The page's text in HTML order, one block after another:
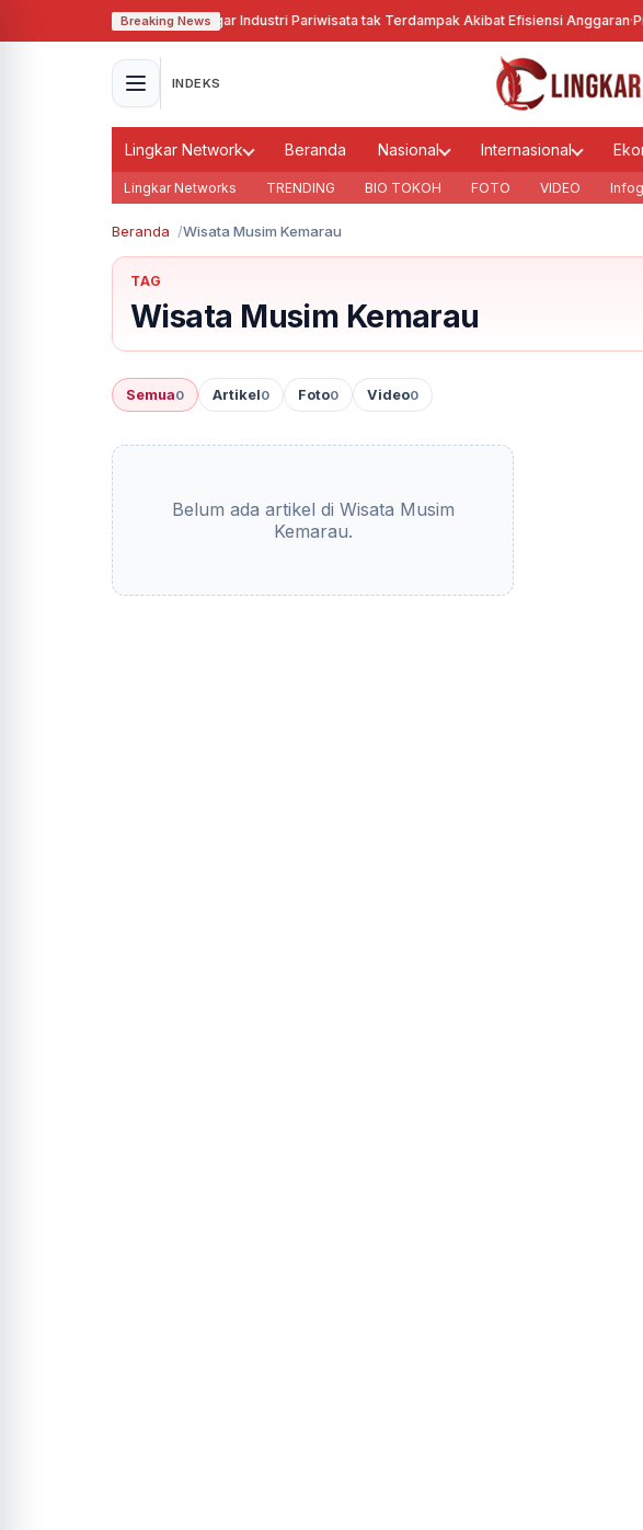
Breaking News
Gubernur Jabar Cari Solusi Agar Industri Pariwisata tak Terdampak Akibat Efisiensi Anggaran·
INDEKS
Lingkar Network Beranda Nasional Internasional
Lingkar Networks TRENDING BIO TOKOH FOTO VIDEO
Beranda Wisata Musim Kemarau
TAG
Wisata Musim Kemarau
Semua0 Artikel0 Foto0 Video0
Belum ada artikel di Wisata Musim
Kemarau.